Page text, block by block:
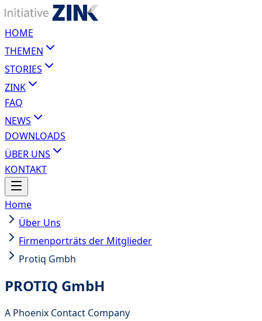
HOME
THEMEN
STORIES
ZINK
FAQ
NEWS
DOWNLOADS
ÜBER UNS
KONTAKT
Home
Über Uns
Firmenporträts der Mitglieder
Protiq Gmbh
PROTIQ GmbH
A Phoenix Contact Company